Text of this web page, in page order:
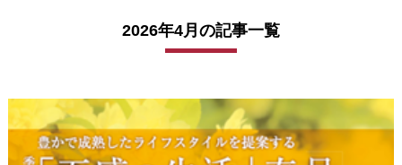
2026年4月の記事一覧